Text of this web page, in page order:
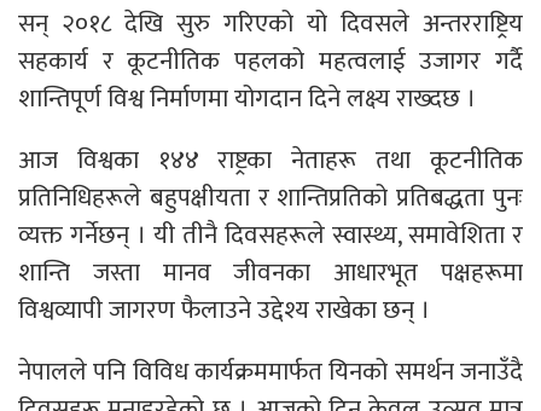
सन् २०१८ देखि सुरु गरिएको यो दिवसले अन्तरराष्ट्रिय
सहकार्य र कूटनीतिक पहलको महत्वलाई उजागर गर्दै
शान्तिपूर्ण विश्व निर्माणमा योगदान दिने लक्ष्य राख्दछ ।
आज विश्वका १४४ राष्ट्रका नेताहरू तथा कूटनीतिक
प्रतिनिधिहरूले बहुपक्षीयता र शान्तिप्रतिको प्रतिबद्धता पुनः
व्यक्त गर्नेछन् । यी तीनै दिवसहरूले स्वास्थ्य, समावेशिता र
शान्ति जस्ता मानव जीवनका आधारभूत पक्षहरूमा
विश्वव्यापी जागरण फैलाउने उद्देश्य राखेका छन् ।
नेपालले पनि विविध कार्यक्रममार्फत यिनको समर्थन जनाउँदै